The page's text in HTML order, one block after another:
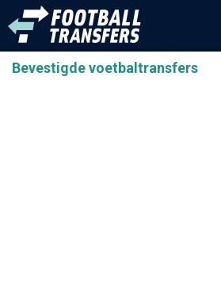
Bevestigde voetbaltransfers